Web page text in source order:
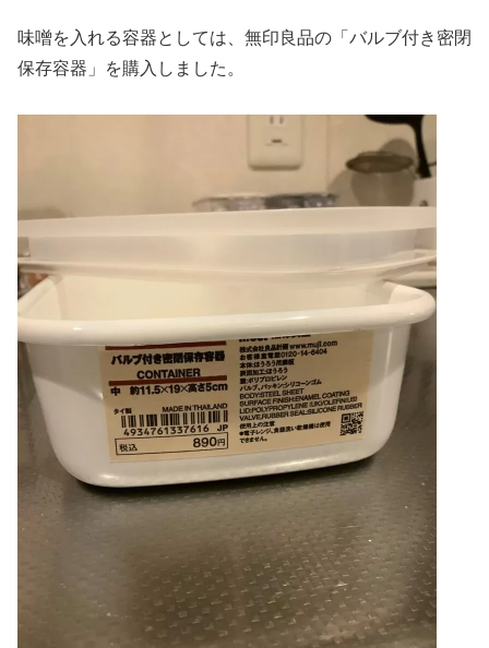
味噌を入れる容器としては、無印良品の「バルブ付き密閉
保存容器」を購入しました。